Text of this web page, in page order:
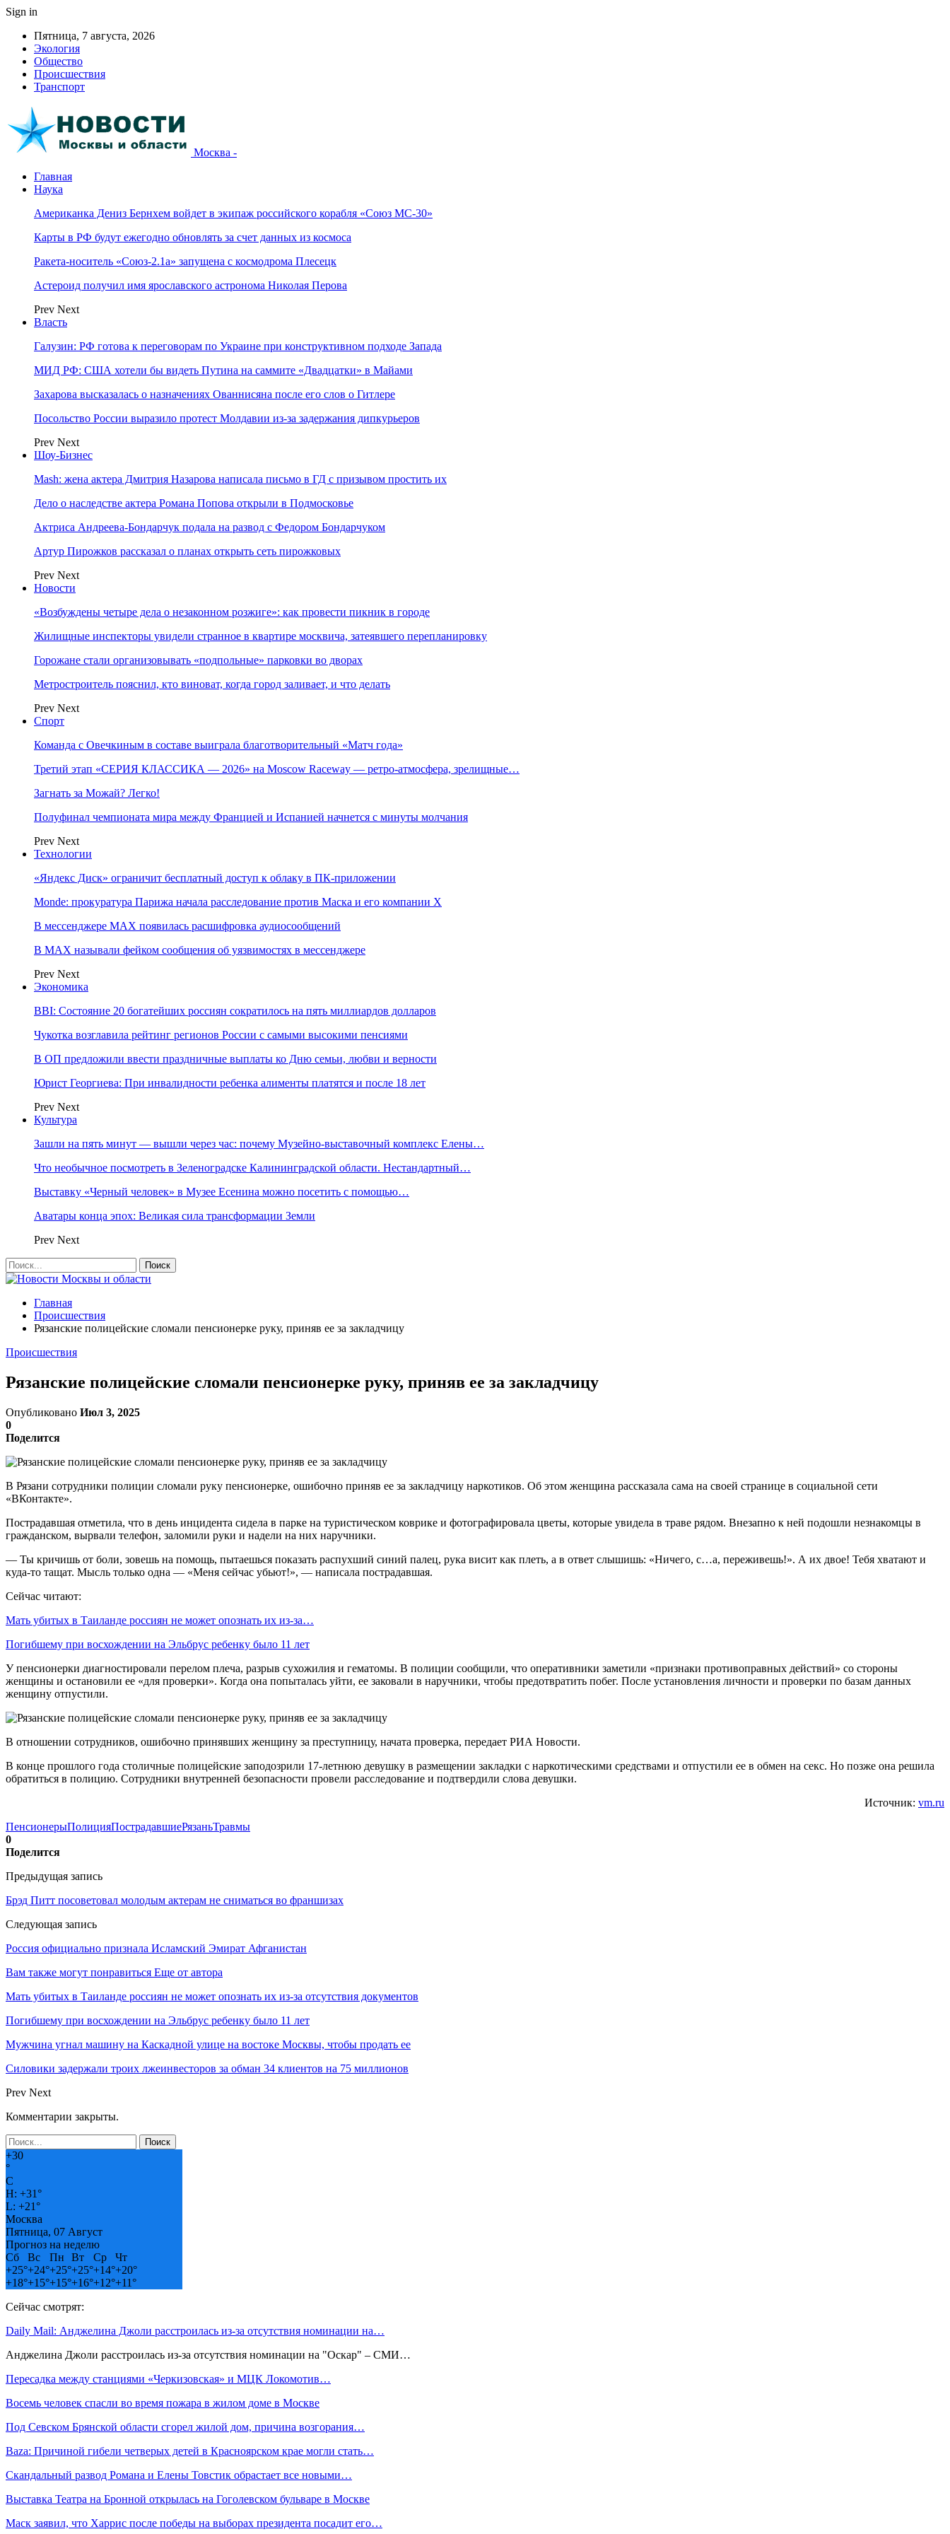
Sign in
Пятница, 7 августа, 2026
Экология
Общество
Происшествия
Транспорт
Москва -
Главная
Наука
Американка Дениз Бернхем войдет в экипаж российского корабля «Союз МС-30»
Карты в РФ будут ежегодно обновлять за счет данных из космоса
Ракета-носитель «Союз-2.1а» запущена с космодрома Плесецк
Астероид получил имя ярославского астронома Николая Перова
Prev Next
Власть
Галузин: РФ готова к переговорам по Украине при конструктивном подходе Запада
МИД РФ: США хотели бы видеть Путина на саммите «Двадцатки» в Майами
Захарова высказалась о назначениях Ованнисяна после его слов о Гитлере
Посольство России выразило протест Молдавии из-за задержания дипкурьеров
Prev Next
Шоу-Бизнес
Mash: жена актера Дмитрия Назарова написала письмо в ГД с призывом простить их
Дело о наследстве актера Романа Попова открыли в Подмосковье
Актриса Андреева-Бондарчук подала на развод с Федором Бондарчуком
Артур Пирожков рассказал о планах открыть сеть пирожковых
Prev Next
Новости
«Возбуждены четыре дела о незаконном розжиге»: как провести пикник в городе
Жилищные инспекторы увидели странное в квартире москвича, затеявшего перепланировку
Горожане стали организовывать «подпольные» парковки во дворах
Метростроитель пояснил, кто виноват, когда город заливает, и что делать
Prev Next
Спорт
Команда с Овечкиным в составе выиграла благотворительный «Матч года»
Третий этап «СЕРИЯ КЛАССИКА — 2026» на Moscow Raceway — ретро‑атмосфера, зрелищные…
Загнать за Можай? Легко!
Полуфинал чемпионата мира между Францией и Испанией начнется с минуты молчания
Prev Next
Технологии
«Яндекс Диск» ограничит бесплатный доступ к облаку в ПК-приложении
Monde: прокуратура Парижа начала расследование против Маска и его компании X
В мессенджере MAX появилась расшифровка аудиосообщений
В МAX называли фейком сообщения об уязвимостях в мессенджере
Prev Next
Экономика
BBI: Состояние 20 богатейших россиян сократилось на пять миллиардов долларов
Чукотка возглавила рейтинг регионов России с самыми высокими пенсиями
В ОП предложили ввести праздничные выплаты ко Дню семьи, любви и верности
Юрист Георгиева: При инвалидности ребенка алименты платятся и после 18 лет
Prev Next
Культура
Зашли на пять минут — вышли через час: почему Музейно-выставочный комплекс Елены…
Что необычное посмотреть в Зеленоградске Калининградской области. Нестандартный…
Выставку «Черный человек» в Музее Есенина можно посетить с помощью…
Аватары конца эпох: Великая сила трансформации Земли
Prev Next
Главная
Происшествия
Рязанские полицейские сломали пенсионерке руку, приняв ее за закладчицу
Происшествия
Рязанские полицейские сломали пенсионерке руку, приняв ее за закладчицу
Опубликовано Июл 3, 2025
0
Поделится
В Рязани сотрудники полиции сломали руку пенсионерке, ошибочно приняв ее за закладчицу наркотиков. Об этом женщина рассказала сама на своей странице в социальной сети
«ВКонтакте».
Пострадавшая отметила, что в день инцидента сидела в парке на туристическом коврике и фотографировала цветы, которые увидела в траве рядом. Внезапно к ней подошли незнакомцы в
гражданском, вырвали телефон, заломили руки и надели на них наручники.
— Ты кричишь от боли, зовешь на помощь, пытаешься показать распухший синий палец, рука висит как плеть, а в ответ слышишь: «Ничего, с…а, переживешь!». А их двое! Тебя хватают и
куда-то тащат. Мысль только одна — «Меня сейчас убьют!», — написала пострадавшая.
Сейчас читают:
Мать убитых в Таиланде россиян не может опознать их из-за…
Погибшему при восхождении на Эльбрус ребенку было 11 лет
У пенсионерки диагностировали перелом плеча, разрыв сухожилия и гематомы. В полиции сообщили, что оперативники заметили «признаки противоправных действий» со стороны
женщины и остановили ее «для проверки». Когда она попыталась уйти, ее заковали в наручники, чтобы предотвратить побег. После установления личности и проверки по базам данных
женщину отпустили.
В отношении сотрудников, ошибочно принявших женщину за преступницу, начата проверка, передает РИА Новости.
В конце прошлого года столичные полицейские заподозрили 17-летнюю девушку в размещении закладки с наркотическими средствами и отпустили ее в обмен на секс. Но позже она решила
обратиться в полицию. Сотрудники внутренней безопасности провели расследование и подтвердили слова девушки.
Источник: vm.ru
ПенсионерыПолицияПострадавшиеРязаньТравмы
0
Поделится
Предыдущая запись
Брэд Питт посоветовал молодым актерам не сниматься во франшизах
Следующая запись
Россия официально признала Исламский Эмират Афганистан
Вам также могут понравиться Еще от автора
Мать убитых в Таиланде россиян не может опознать их из-за отсутствия документов
Погибшему при восхождении на Эльбрус ребенку было 11 лет
Мужчина угнал машину на Каскадной улице на востоке Москвы, чтобы продать ее
Силовики задержали троих лжеинвесторов за обман 34 клиентов на 75 миллионов
Prev Next
Комментарии закрыты.
+30
°
C
H: +31°
L: +21°
Москва
Пятница, 07 Август
Прогноз на неделю
Сб
Вс Пн Вт Ср
Чт
+25°+24°+25°+25°+14°+20°
+18°+15°+15°+16°+12°+11°
Сейчас смотрят:
Daily Mail: Анджелина Джоли расстроилась из-за отсутствия номинации на…
Анджелина Джоли расстроилась из-за отсутствия номинации на "Оскар" – СМИ…
Пересадка между станциями «Черкизовская» и МЦК Локомотив…
Восемь человек спасли во время пожара в жилом доме в Москве
Под Севском Брянской области сгорел жилой дом, причина возгорания…
Baza: Причиной гибели четверых детей в Красноярском крае могли стать…
Скандальный развод Романа и Елены Товстик обрастает все новыми…
Выставка Театра на Бронной открылась на Гоголевском бульваре в Москве
Маск заявил, что Харрис после победы на выборах президента посадит его…